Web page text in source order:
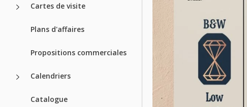
Cartes de visite
Plans d'affaires
Propositions commerciales
Calendriers
Catalogue